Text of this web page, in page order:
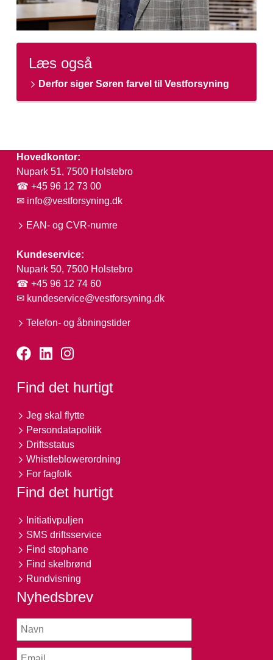
Læs også
Derfor siger Søren farvel til Vestforsyning
Hovedkontor:
Nupark 51, 7500 Holstebro
☎ +45 96 12 73 00
✉ info@vestforsyning.dk
EAN- og CVR-numre
Kundeservice:
Nupark 50, 7500 Holstebro
☎ +45 96 12 74 60
✉ kundeservice@vestforsyning.dk
Telefon- og åbningstider
Find det hurtigt
Jeg skal flytte
Persondatapolitik
Driftsstatus
Whistleblowerordning
For fagfolk
Find det hurtigt
Initiativpuljen
SMS driftsservice
Find stophane
Find skelbrønd
Rundvisning
Nyhedsbrev